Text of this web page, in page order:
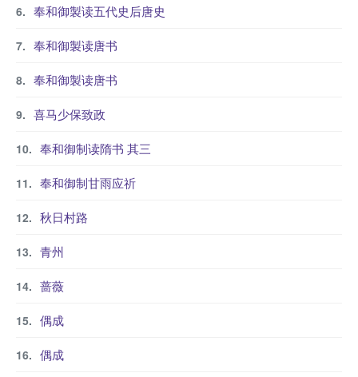
奉和御製读五代史后唐史
奉和御製读唐书
奉和御製读唐书
喜马少保致政
奉和御制读隋书 其三
奉和御制甘雨应祈
秋日村路
青州
蔷薇
偶成
偶成